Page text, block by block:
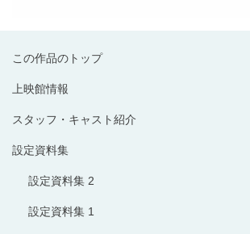
この作品のトップ
上映館情報
スタッフ・キャスト紹介
設定資料集
設定資料集 2
設定資料集 1